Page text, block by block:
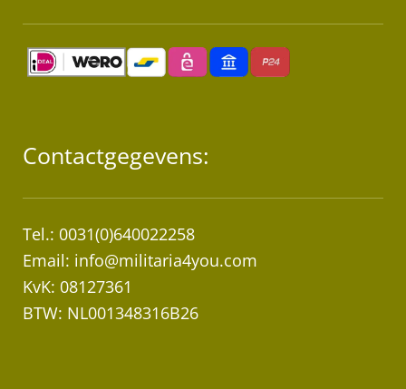
Contactgegevens:
Tel.: 0031(0)640022258
Email: info@militaria4you.com
KvK: 08127361
BTW: NL001348316B26